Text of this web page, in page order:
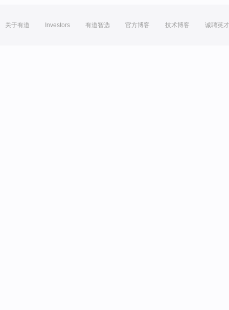
关于有道 Investors 有道智选 官方博客 技术博客 诚聘英才